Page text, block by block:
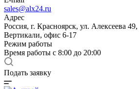
sales@alx24.ru
Адрес
Россия, г. Красноярск, ул. Алексеева
Вертикали, офис 6-17
Режим работы
Время работы с 8:00 до 20:00
Подать заявку